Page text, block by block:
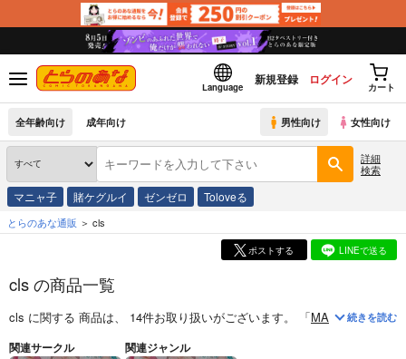
Language
新規登録 ログイン
カート
全年齢向け 成年向け 男性向け 女性向け
詳細
検索
マニャ子 賭ケグルイ ゼンゼロ Toloveる
とらのあな通販 cls
ポストする LINEで送る
cls の商品一覧
cls に関する 商品は、 14件お取り扱いがございます。 「MAGNUS 01【
続きを読む
関連サークル 関連ジャンル